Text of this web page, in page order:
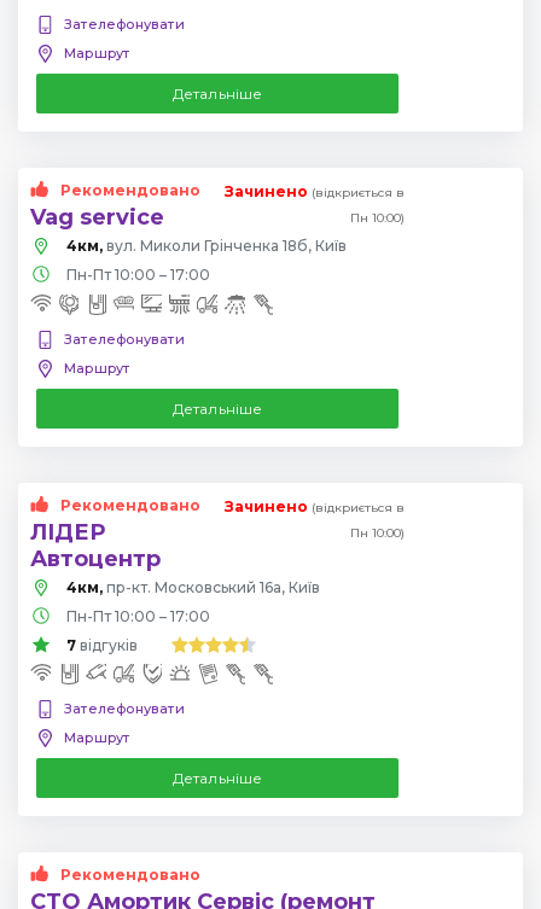
Зателефонувати
Маршрут
Детальніше
Рекомендовано
Vag service
Зачинено (відкриється в
Пн 10:00)
4км, вул. Миколи Грінченка 18б, Київ
Пн-Пт 10:00 – 17:00
Зателефонувати
Маршрут
Детальніше
Рекомендовано
ЛІДЕР
Автоцентр
Зачинено (відкриється в
Пн 10:00)
4км, пр-кт. Московський 16а, Київ
Пн-Пт 10:00 – 17:00
7 відгуків
Зателефонувати
Маршрут
Детальніше
Рекомендовано
СТО Амортик Сервіс (ремонт